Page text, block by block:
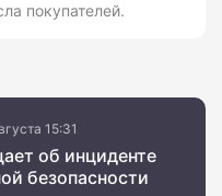
покупателей.
15:31
об инциденте
безопасности